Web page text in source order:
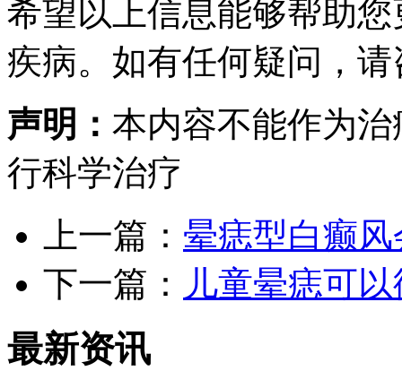
希望以上信息能够帮助
疾病。如有任何疑问，
声明： 本内容不能作为
行科学治疗
上一篇： 晕痣型白癫
下一篇：
儿童晕痣可
最新资讯